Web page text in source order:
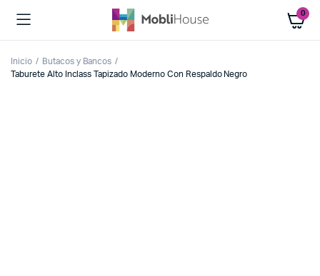
0
Inicio
Butacos y Bancos
Taburete Alto Inclass Tapizado Moderno Con Respaldo Negro